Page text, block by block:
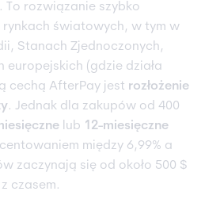
To rozwiązanie szybko
rynkach światowych, w tym w
Stanach Zjednoczonych,
europejskich (gdzie działa
cechą AfterPay jest rozłożenie
. Jednak dla zakupów od 400
lub 12-miesięczne
między 6,99% a
zaczynają się od około 500 $
czasem.